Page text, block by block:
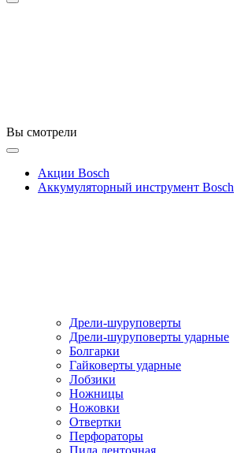
Вы смотрели
Акции Bosch
Аккумуляторный инструмент Bosch
Дрели-шуруповерты
Дрели-шуруповерты ударные
Болгарки
Гайковерты ударные
Лобзики
Ножницы
Ножовки
Отвертки
Перфораторы
Пила ленточная